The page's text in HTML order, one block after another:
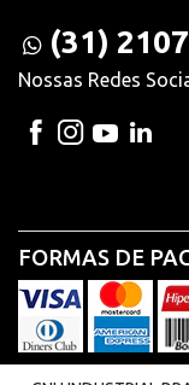
(31)
Nossas Redes
FORMAS DE